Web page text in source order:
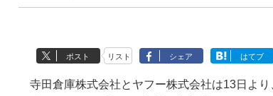
ポスト リスト シェア はてブ
寺田倉庫株式会社とヤフー株式会社は13日よ